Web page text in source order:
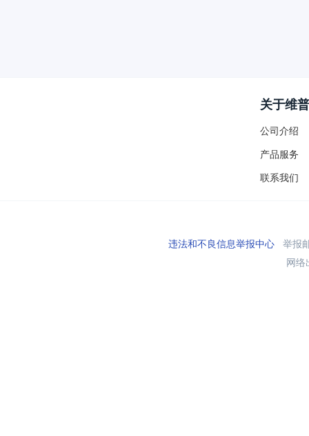
关于维普
公司介绍
产品服务
联系我们
违法和不良信息举报中心举报
网